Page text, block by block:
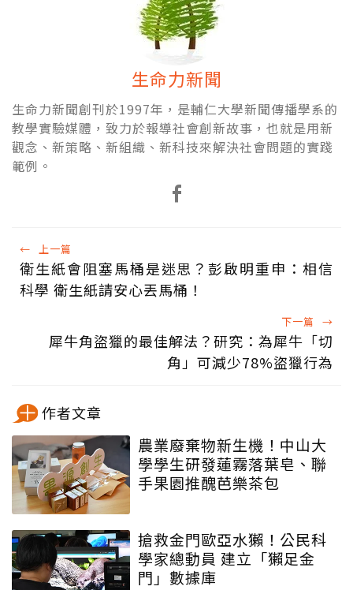
生命力新聞
生命力新聞創刊於1997年，是輔仁大學新聞傳播學系的
教學實驗媒體，致力於報導社會創新故事，也就是用新
觀念、新策略、新組織、新科技來解決社會問題的實踐
範例。
← 上一篇
衛生紙會阻塞馬桶是迷思？彭啟明重申：相信
科學 衛生紙請安心丟馬桶！
下一篇 →
犀牛角盜獵的最佳解法？研究：為犀牛「切
角」可減少78%盜獵行為
作者文章
農業廢棄物新生機！中山大
學學生研發蓮霧落葉皂、聯
手果園推醜芭樂茶包
搶救金門歐亞水獺！公民科
學家總動員 建立「獺足金
門」數據庫